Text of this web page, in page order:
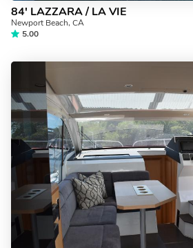
84' LAZZARA / LA VIE
Newport Beach, CA
5.00